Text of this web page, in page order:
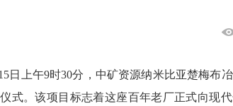
日上午9时30分，中矿资源纳米比亚楚梅布
式。该项目标志着这座百年老厂正式向现